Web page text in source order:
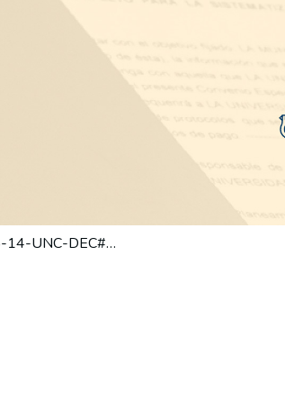
RD-2025-14-UNC-DEC#FP